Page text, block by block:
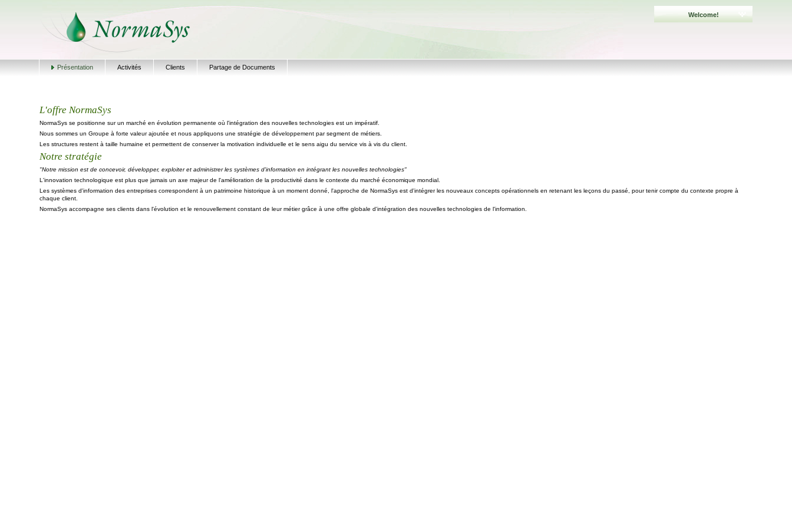
Welcome!
Présentation Activités Clients Partage de Documents
L'offre NormaSys
NormaSys se positionne sur un marché en évolution permanente où l'intégration des nouvelles technologies est un impératif.
Nous sommes un Groupe à forte valeur ajoutée et nous appliquons une stratégie de développement par segment de métiers.
Les structures restent à taille humaine et permettent de conserver la motivation individuelle et le sens aigu du service vis à vis du client.
Notre stratégie
"Notre mission est de concevoir, développer, exploiter et administrer les systèmes d'information en intégrant les nouvelles technologies"
L'innovation technologique est plus que jamais un axe majeur de l'amélioration de la productivité dans le contexte du marché économique mondial.
Les systèmes d'information des entreprises correspondent à un patrimoine historique à un moment donné, l'approche de NormaSys est d'intégrer les nouveaux concepts opérationnels en retenant les leçons du passé, pour tenir compte du contexte propre à
chaque client.
NormaSys accompagne ses clients dans l'évolution et le renouvellement constant de leur métier grâce à une offre globale d'intégration des nouvelles technologies de l'information.